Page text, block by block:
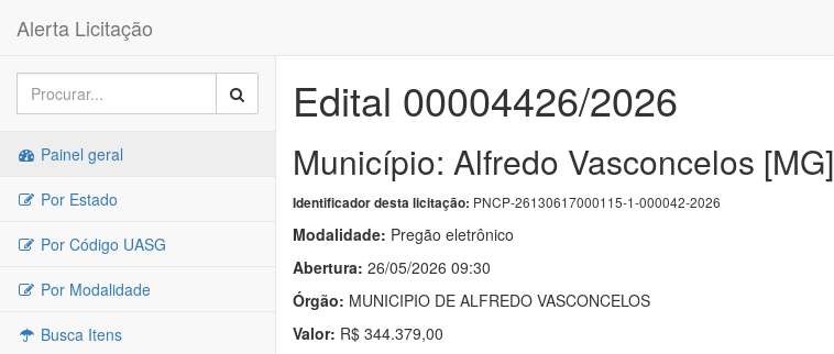
Alerta Licitação
Painel geral
Por Estado
Por Código UASG
Por Modalidade
Busca Itens
Edital 00004426/2026
Município: Alfredo Vasconcelos [MG]
Identificador desta licitação: PNCP-26130617000115-1-000042-2026
Modalidade: Pregão eletrônico
Abertura: 26/05/2026 09:30
Órgão: MUNICIPIO DE ALFREDO VASCONCELOS
Valor: R$ 344.379,00